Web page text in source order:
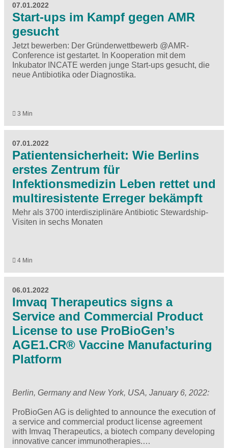
07.01.2022
Start-ups im Kampf gegen AMR
gesucht
Jetzt bewerben: Der Gründerwettbewerb @AMR-
Conference ist gestartet. In Kooperation mit dem
Inkubator INCATE werden junge Start-ups gesucht, die
neue Antibiotika oder Diagnostika.
3 Min
07.01.2022
Patientensicherheit: Wie Berlins
erstes Zentrum für
Infektionsmedizin Leben rettet und
multiresistente Erreger bekämpft
Mehr als 3700 interdisziplinäre Antibiotic Stewardship-
Visiten in sechs Monaten
4 Min
06.01.2022
Imvaq Therapeutics signs a
Service and Commercial Product
License to use ProBioGen’s
AGE1.CR® Vaccine Manufacturing
Platform
Berlin, Germany and New York, USA, January 6, 2022:
ProBioGen AG is delighted to announce the execution of
a service and commercial product license agreement
with Imvaq Therapeutics, a biotech company developing
innovative cancer immunotherapies.…